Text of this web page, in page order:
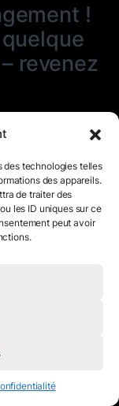
des technologies telles
des appareils.
de traiter des
les ID uniques sur ce
peut avoir
!
revenez